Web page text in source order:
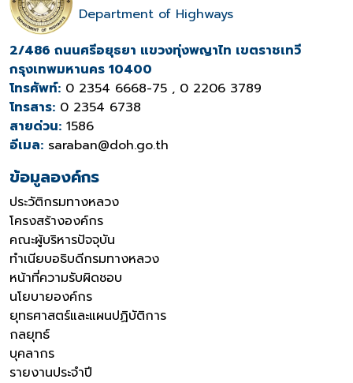
Department of Highways
2/486 ถนนศรีอยุธยา แขวงทุ่งพญาไท เขตราชเทวี
กรุงเทพมหานคร 10400
โทรศัพท์: 0 2354 6668-75 , 0 2206 3789
โทรสาร: 0 2354 6738
สายด่วน: 1586
อีเมล: saraban@doh.go.th
ข้อมูลองค์กร
ประวัติกรมทางหลวง
โครงสร้างองค์กร
คณะผู้บริหารปัจจุบัน
ทำเนียบอธิบดีกรมทางหลวง
หน้าที่ความรับผิดชอบ
นโยบายองค์กร
ยุทธศาสตร์และแผนปฏิบัติการ
กลยุทธ์
บุคลากร
รายงานประจำปี